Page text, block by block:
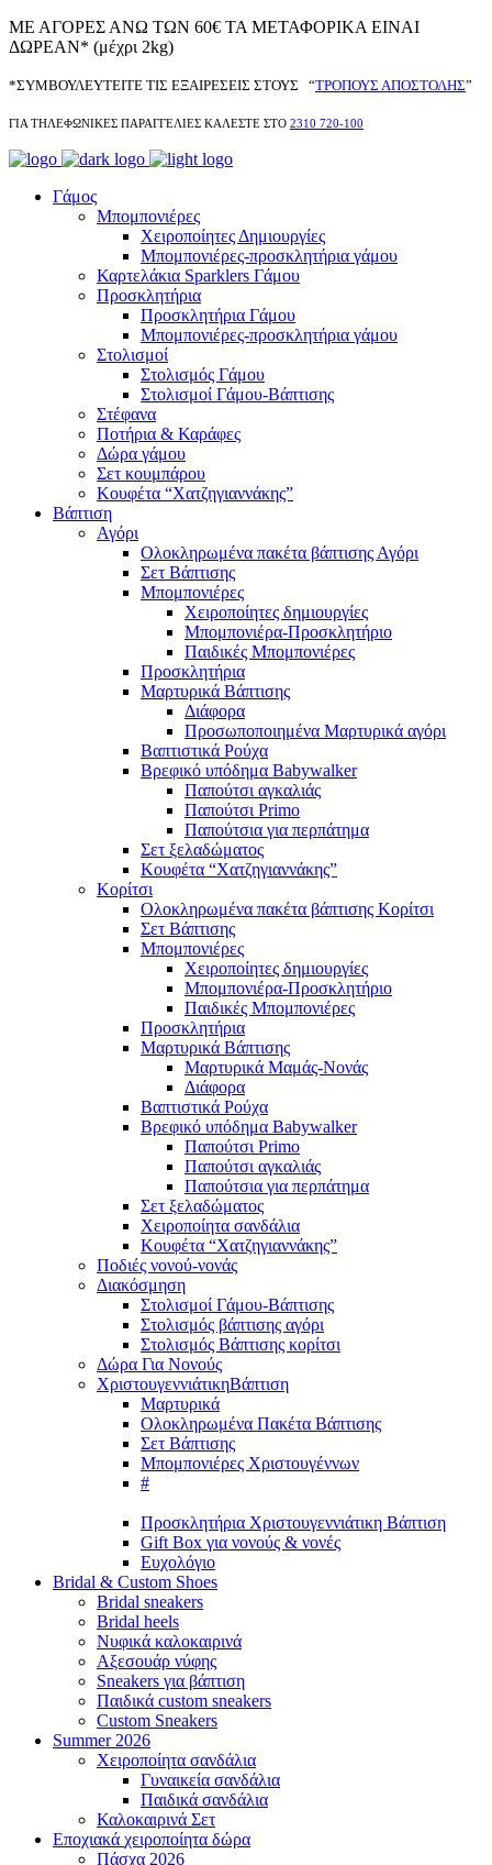
ΜΕ ΑΓΟΡΕΣ ΑΝΩ ΤΩΝ 60€ ΤΑ ΜΕΤΑΦΟΡΙΚΑ ΕΙΝΑΙ
ΔΩΡΕΑΝ* (μέχρι 2kg)
*ΣΥΜΒΟΥΛΕΥΤΕΙΤΕ ΤΙΣ ΕΞΑΙΡΕΣΕΙΣ ΣΤΟΥΣ “ΤΡΟΠΟΥΣ ΑΠΟΣΤΟΛΗΣ”
ΓΙΑ ΤΗΛΕΦΩΝΙΚΕΣ ΠΑΡΑΓΓΕΛΙΕΣ ΚΑΛΕΣΤΕ ΣΤΟ 2310 720-100
Γάμος
Μπομπονιέρες
Χειροποίητες Δημιουργίες
Μπομπονιέρες-προσκλητήρια γάμου
Καρτελάκια Sparklers Γάμου
Προσκλητήρια
Προσκλητήρια Γάμου
Μπομπονιέρες-προσκλητήρια γάμου
Στολισμοί
Στολισμός Γάμου
Στολισμοί Γάμου-Βάπτισης
Στέφανα
Ποτήρια & Καράφες
Δώρα γάμου
Σετ κουμπάρου
Κουφέτα “Χατζηγιαννάκης”
Βάπτιση
Αγόρι
Ολοκληρωμένα πακέτα βάπτισης Αγόρι
Σετ Βάπτισης
Μπομπονιέρες
Χειροποίητες δημιουργίες
Μπομπονιέρα-Προσκλητήριο
Παιδικές Μπομπονιέρες
Προσκλητήρια
Μαρτυρικά Βάπτισης
Διάφορα
Προσωποποιημένα Μαρτυρικά αγόρι
Βαπτιστικά Ρούχα
Βρεφικό υπόδημα Babywalker
Παπούτσι αγκαλιάς
Παπούτσι Primo
Παπούτσια για περπάτημα
Σετ ξελαδώματος
Κουφέτα “Χατζηγιαννάκης”
Κορίτσι
Ολοκληρωμένα πακέτα βάπτισης Κορίτσι
Σετ Βάπτισης
Μπομπονιέρες
Χειροποίητες δημιουργίες
Μπομπονιέρα-Προσκλητήριο
Παιδικές Μπομπονιέρες
Προσκλητήρια
Μαρτυρικά Βάπτισης
Μαρτυρικά Μαμάς-Νονάς
Διάφορα
Βαπτιστικά Ρούχα
Βρεφικό υπόδημα Babywalker
Παπούτσι Primo
Παπούτσι αγκαλιάς
Παπούτσια για περπάτημα
Σετ ξελαδώματος
Χειροποίητα σανδάλια
Κουφέτα “Χατζηγιαννάκης”
Ποδιές νονού-νονάς
Διακόσμηση
Στολισμοί Γάμου-Βάπτισης
Στολισμός βάπτισης αγόρι
Στολισμός Βάπτισης κορίτσι
Δώρα Για Νονούς
ΧριστουγεννιάτικηΒάπτιση
Μαρτυρικά
Ολοκληρωμένα Πακέτα Βάπτισης
Σετ Βάπτισης
Μπομπονιέρες Χριστουγέννων
#
Προσκλητήρια Χριστουγεννιάτικη Βάπτιση
Gift Box για νονούς & νονές
Ευχολόγιο
Bridal & Custom Shoes
Bridal sneakers
Bridal heels
Νυφικά καλοκαιρινά
Αξεσουάρ νύφης
Sneakers για βάπτιση
Παιδικά custom sneakers
Custom Sneakers
Summer 2026
Χειροποίητα σανδάλια
Γυναικεία σανδάλια
Παιδικά σανδάλια
Καλοκαιρινά Σετ
Εποχιακά χειροποίητα δώρα
Πάσχα 2026